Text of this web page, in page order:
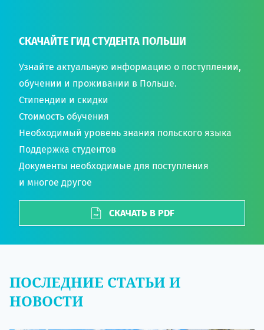
СКАЧАЙТЕ ГИД СТУДЕНТА ПОЛЬШИ
Узнайте актуальную информацию о поступлении,
обучении и проживании в Польше.
Стипендии и скидки
Стоимость обучения
Необходимый уровень знания польского языка
Поддержка студентов
Документы необходимые для поступления
и многое другое
СКАЧАТЬ В PDF
ПОСЛЕДНИЕ СТАТЬИ И
НОВОСТИ